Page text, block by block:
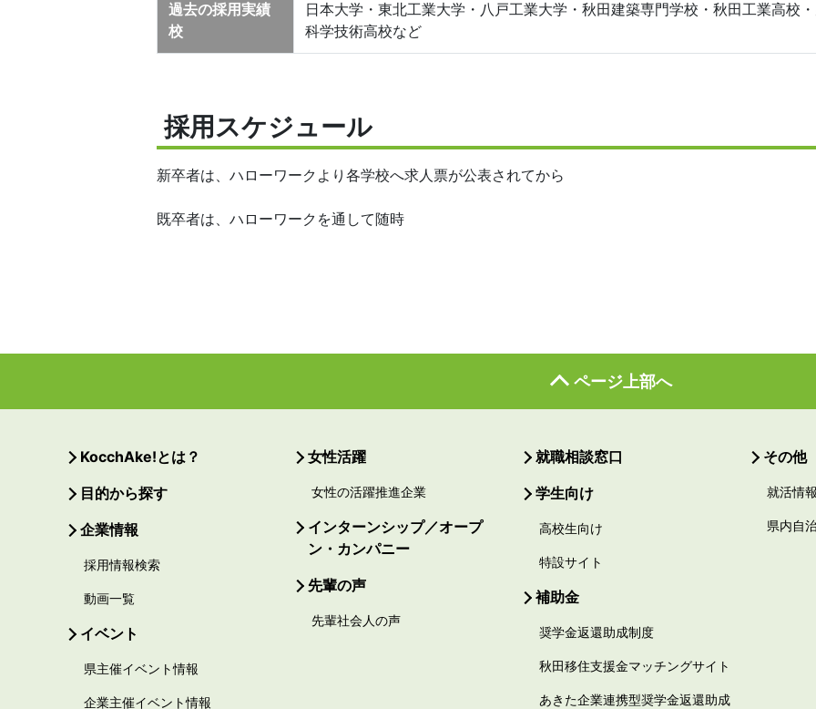
過去の採用実績
校
日本大学・東北工業大学・八戸工業大学・秋田建築専門学校・秋田工業高校
科学技術高校など
採用スケジュール
新卒者は、ハローワークより各学校へ求人票が公表されてから
既卒者は、ハローワークを通して随時
ページ上部へ
KocchAke!とは？
目的から探す
企業情報
採用情報検索
動画一覧
イベント
県主催イベント情報
企業主催イベント情報
女性活躍
女性の活躍推進企業
インターンシップ／オープ
ン・カンパニー
先輩の声
先輩社会人の声
就職相談窓口
学生向け
高校生向け
特設サイト
補助金
奨学金返還助成制度
秋田移住支援金マッチングサイト
あきた企業連携型奨学金返還助成
その他
就活情
県内自